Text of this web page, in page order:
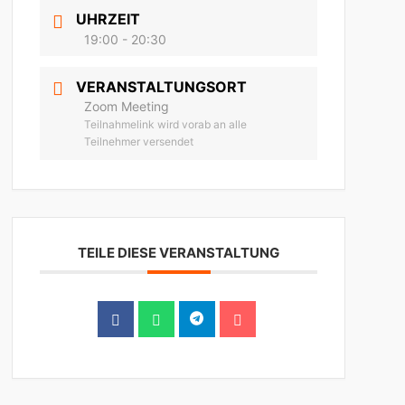
UHRZEIT
19:00 - 20:30
VERANSTALTUNGSORT
Zoom Meeting
Teilnahmelink wird vorab an alle
Teilnehmer versendet
TEILE DIESE VERANSTALTUNG